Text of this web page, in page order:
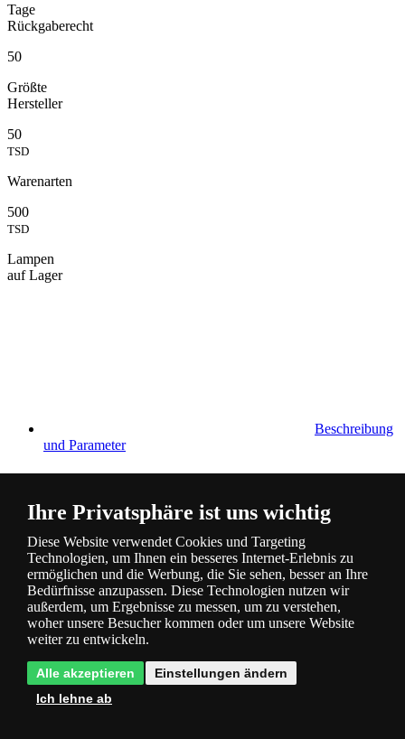
Tage
Rückgaberecht
50
Größte
Hersteller
50
TSD
Warenarten
500
TSD
Lampen
auf Lager
Beschreibung
und Parameter
Fragen0
Ihre Privatsphäre ist uns wichtig
Diese Website verwendet Cookies und Targeting
Technologien, um Ihnen ein besseres Internet-Erlebnis zu
ermöglichen und die Werbung, die Sie sehen, besser an Ihre
Bedürfnisse anzupassen. Diese Technologien nutzen wir
außerdem, um Ergebnisse zu messen, um zu verstehen,
woher unsere Besucher kommen oder um unsere Website
weiter zu entwickeln.
Alle akzeptieren
Einstellungen ändern
Ich lehne ab